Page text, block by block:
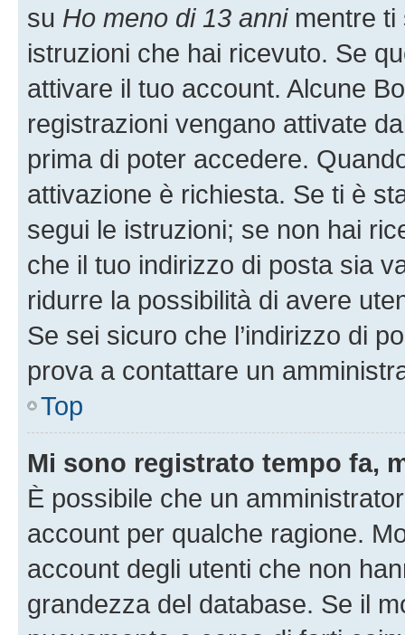
su Ho meno di 13 annimentre ti
istruzioni che hai ricevuto. Se
attivare il tuo account. Alcune
registrazioni vengano attivate
prima di poter accedere.
attivazione è richiesta. Se ti è
segui le istruzioni; se non hai
che il tuo indirizzo di posta sia
ridurre la possibilità di avere
Se sei sicuro che l’indirizzo di
prova a contattare un
Top
Mi sono registrato tempo fa,
È possibile che un
account per qualche ragione.
account degli utenti che non
grandezza del database. Se il